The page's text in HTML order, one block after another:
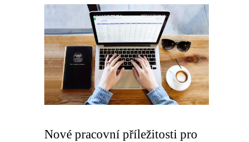
Nové pracovní příležitosti pro